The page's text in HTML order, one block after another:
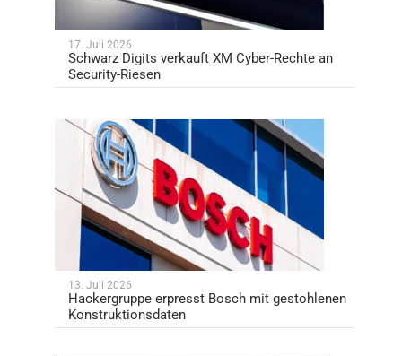
17. Juli 2026
Schwarz Digits verkauft XM Cyber-Rechte an
Security-Riesen
13. Juli 2026
Hackergruppe erpresst Bosch mit gestohlenen
Konstruktionsdaten